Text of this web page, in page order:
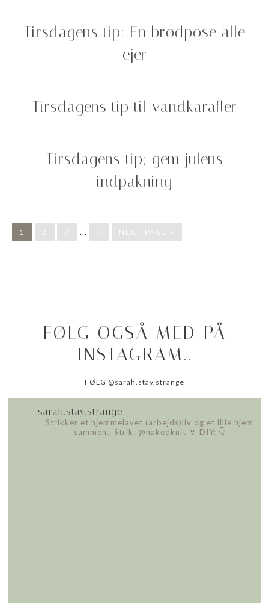
Tirsdagens tip: En brødpose alle
ejer
Tirsdagens tip til vandkarafler
Tirsdagens tip; gem julens
indpakning
1 2 3 … 7 NEXT PAGE »
FØLG OGSÅ MED PÅ
INSTAGRAM..
FØLG @sarah.stay.strange
sarah.stay.strange
Strikker et hjemmelavet (arbejds)liv og et lille hjem
sammen.. Strik: @nakedknit 👙 DIY: 👇